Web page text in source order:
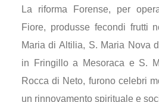
La riforma Forense, per
Fiore, produsse fecondi frutti
Maria di Altilia, S. Maria Nova
in Fringillo a Mesoraca e S.
Rocca di Neto, furono celebri
un rinnovamento spirituale e